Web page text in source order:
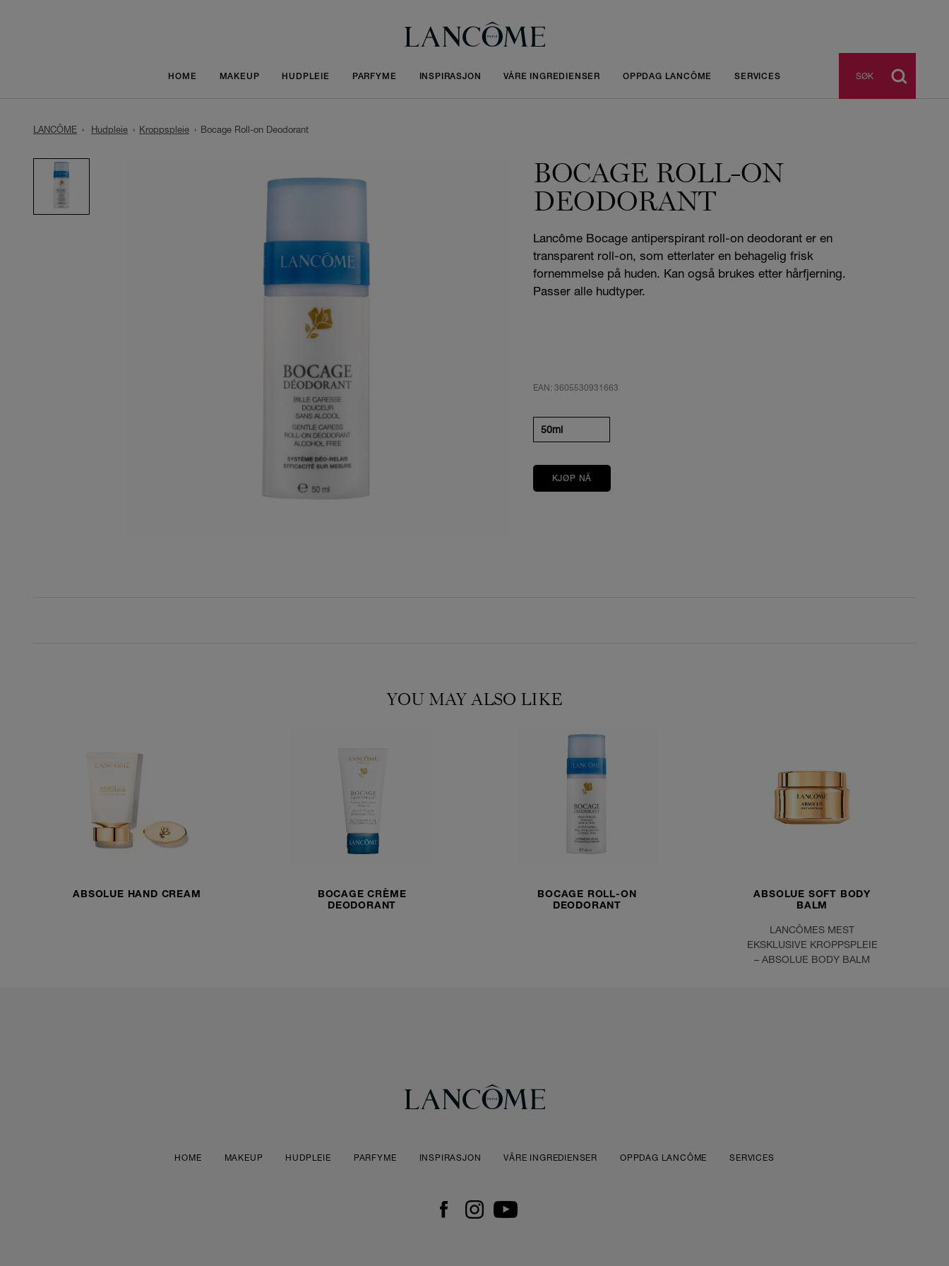
HOME MAKEUP HUDPLEIE PARFYME INSPIRASJON VÅRE INGREDIENSER OPPDAG LANCÔME SERVICES SØK
LANCÔME Hudpleie Kroppspleie Bocage Roll-on Deodorant
BOCAGE ROLL-ON
DEODORANT
Lancôme Bocage antiperspirant roll-on deodorant er en
transparent roll-on, som etterlater en behagelig frisk
fornemmelse på huden. Kan også brukes etter hårfjerning.
Passer alle hudtyper.
EAN: 3605530931663
50ml
KJØP NÅ
YOU MAY ALSO LIKE
ABSOLUE HAND CREAM
BOCAGE CRÈME
DEODORANT
BOCAGE ROLL-ON
DEODORANT
ABSOLUE SOFT BODY
BALM
LANCÔMES MEST
EKSKLUSIVE KROPPSPLEIE
– ABSOLUE BODY BALM
HOME MAKEUP HUDPLEIE PARFYME INSPIRASJON VÅRE INGREDIENSER OPPDAG LANCÔME SERVICES